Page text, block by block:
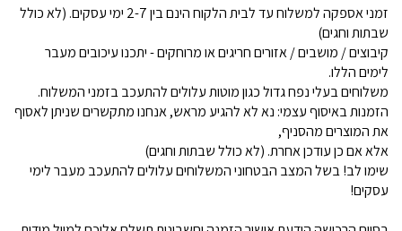
זמני אספקה למשלוח עד לבית הלקוח הינם בין 2-7 ימי עסקים. (לא כולל
שבתות וחגים)
קיבוצים / מושבים / אזורים חריגים או מרוחקים - יתכנו עיכובים מעבר
לימים הללו.
משלוחים בעלי נפח גדול כגון מוטות עלולים להתעכב בזמני המשלוח.
הזמנות באיסוף עצמי: נא לא להגיע מראש, אנחנו מתקשרים שניתן לאסוף
את המוצרים מהסניף,
אלא אם כן עודכן אחרת. (לא כולל שבתות וחגים)
שימו לב! בשל המצב הבטחוני המשלוחים עלולים להתעכב מעבר לימי
עסקים!